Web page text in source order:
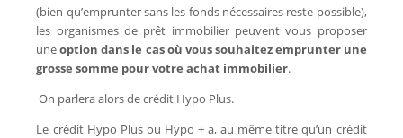
(bien qu’emprunter sans les fonds nécessaires reste possible),
les organismes de prêt immobilier peuvent vous proposer
uneoption dans le cas où vous souhaitez emprunter une
grosse somme pour votre achat immobilier.
On parlera alors de crédit Hypo Plus.
Le crédit Hypo Plus ou Hypo + a, au même titre qu’un crédit